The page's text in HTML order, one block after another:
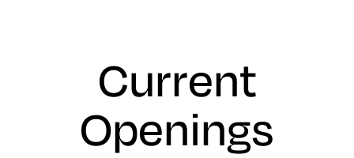
Current
Openings